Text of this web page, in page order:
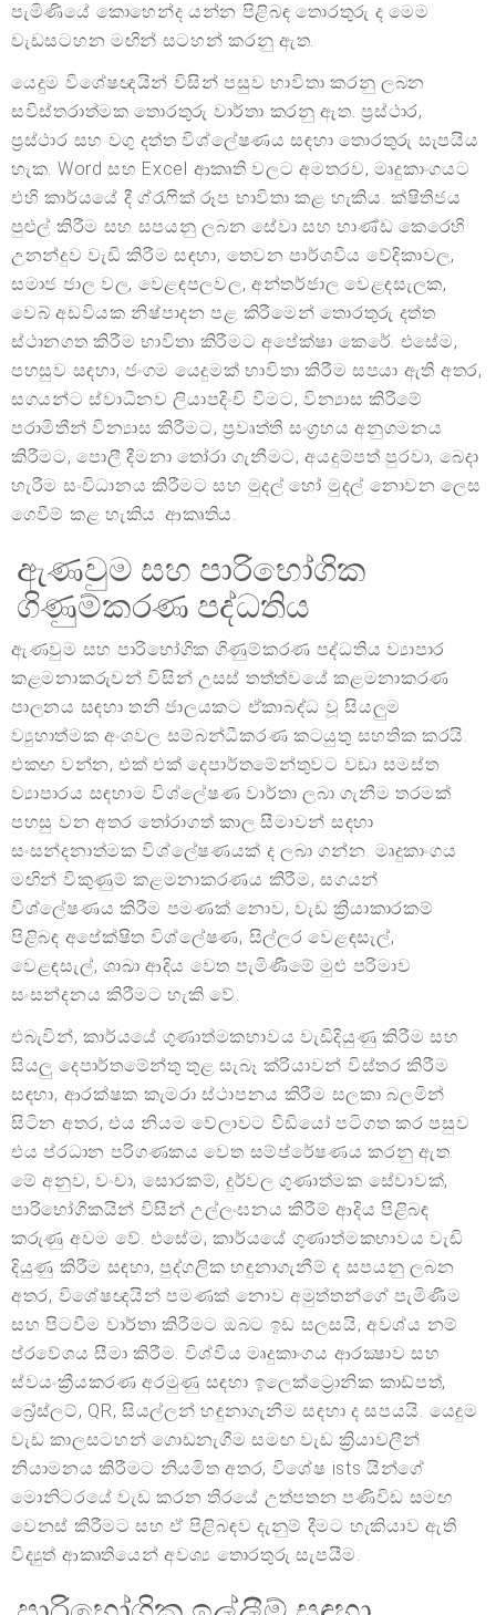
පැමිණියේ කොහෙන්ද යන්න පිළිබඳ තොරතුරු ද මෙම
වැඩසටහන මඟින් සටහන් කරනු ඇත.
යෙදුම විශේෂඥයින් විසින් පසුව භාවිතා කරනු ලබන
සවිස්තරාත්මක තොරතුරු වාර්තා කරනු ඇත. ප්‍රස්ථාර,
ප්‍රස්ථාර සහ වගු දත්ත විශ්ලේෂණය සඳහා තොරතුරු සැපයිය
හැක. Word සහ Excel ආකෘති වලට අමතරව, මෘදුකාංගයට
එහි කාර්යයේ දී ග්රැෆික් රූප භාවිතා කළ හැකිය. ක්ෂිතිජය
පුළුල් කිරීම සහ සපයනු ලබන සේවා සහ භාණ්ඩ කෙරෙහි
උනන්දුව වැඩි කිරීම සඳහා, තෙවන පාර්ශවීය වේදිකාවල,
සමාජ ජාල වල, වෙළඳපලවල, අන්තර්ජාල වෙළඳසැලක,
වෙබ් අඩවියක නිෂ්පාදන පළ කිරීමෙන් තොරතුරු දත්ත
ස්ථානගත කිරීම භාවිතා කිරීමට අපේක්ෂා කෙරේ. එසේම,
පහසුව සඳහා, ජංගම යෙදුමක් භාවිතා කිරීම සපයා ඇති අතර,
සගයන්ට ස්වාධීනව ලියාපදිංචි වීමට, වින්‍යාස කිරීමේ
පරාමිතීන් වින්‍යාස කිරීමට, ප්‍රවෘත්ති සංග්‍රහය අනුගමනය
කිරීමට, පොලී දීමනා තෝරා ගැනීමට, අයදුම්පත් පුරවා, බෙදා
හැරීම සංවිධානය කිරීමට සහ මුදල් හෝ මුදල් නොවන ලෙස
ගෙවීම් කළ හැකිය. ආකෘතිය.
ඇණවුම සහ පාරිභෝගික
ගිණුම්කරණ පද්ධතිය
ඇණවුම සහ පාරිභෝගික ගිණුම්කරණ පද්ධතිය ව්‍යාපාර
කළමනාකරුවන් විසින් උසස් තත්ත්වයේ කළමනාකරණ
පාලනය සඳහා තනි ජාලයකට ඒකාබද්ධ වූ සියලුම
ව්‍යුහාත්මක අංශවල සම්බන්ධීකරණ කටයුතු සහතික කරයි.
එකඟ වන්න, එක් එක් දෙපාර්තමේන්තුවට වඩා සමස්ත
ව්‍යාපාරය සඳහාම විශ්ලේෂණ වාර්තා ලබා ගැනීම තරමක්
පහසු වන අතර තෝරාගත් කාල සීමාවන් සඳහා
සංසන්දනාත්මක විශ්ලේෂණයක් ද ලබා ගන්න. මෘදුකාංගය
මඟින් විකුණුම් කළමනාකරණය කිරීම, සගයන්
විශ්ලේෂණය කිරීම පමණක් නොව, වැඩ ක්‍රියාකාරකම්
පිළිබඳ අපේක්ෂිත විශ්ලේෂණ, සිල්ලර වෙළඳසැල්,
වෙළඳසැල්, ශාඛා ආදිය වෙත පැමිණීමේ මුළු පරිමාව
සංසන්දනය කිරීමට හැකි වේ.
එබැවින්, කාර්යයේ ගුණාත්මකභාවය වැඩිදියුණු කිරීම සහ
සියලු දෙපාර්තමේන්තු තුළ සැබෑ ක්රියාවන් විස්තර කිරීම
සඳහා, ආරක්ෂක කැමරා ස්ථාපනය කිරීම සලකා බලමින්
සිටින අතර, එය නියම වේලාවට වීඩියෝ පටිගත කර පසුව
එය ප්රධාන පරිගණකය වෙත සම්ප්රේෂණය කරනු ඇත.
මේ අනුව, වංචා, සොරකම්, දුර්වල ගුණාත්මක සේවාවක්,
පාරිභෝගිකයින් විසින් උල්ලංඝනය කිරීම් ආදිය පිළිබඳ
කරුණු අවම වේ. එසේම, කාර්යයේ ගුණාත්මකභාවය වැඩි
දියුණු කිරීම සඳහා, පුද්ගලික හඳුනාගැනීම් ද සපයනු ලබන
අතර, විශේෂඥයින් පමණක් නොව අමුත්තන්ගේ පැමිණීම
සහ පිටවීම වාර්තා කිරීමට ඔබට ඉඩ සලසයි, අවශ්ය නම්
ප්රවේශය සීමා කිරීම. විශ්වීය මෘදුකාංගය ආරක්‍ෂාව සහ
ස්වයංක්‍රීයකරණ අරමුණු සඳහා ඉලෙක්ට්‍රොනික කාඩ්පත්,
බ්‍රේස්ලට්, QR, සියල්ලන් හඳුනාගැනීම සඳහා ද සපයයි. යෙදුම
වැඩ කාලසටහන් ගොඩනැගීම සමඟ වැඩ ක්‍රියාවලීන්
නියාමනය කිරීමට නියමිත අතර, විශේෂ ists යින්ගේ
මොනිටරයේ වැඩ කරන තිරයේ උත්පතන පණිවිඩ සමඟ
වෙනස් කිරීමට සහ ඒ පිළිබඳව දැනුම් දීමට හැකියාව ඇති
විද්‍යුත් ආකෘතියෙන් අවශ්‍ය තොරතුරු සැපයීම.